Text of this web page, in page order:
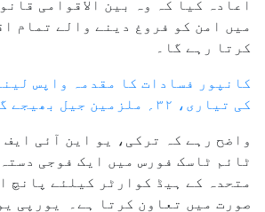
اعادہ کیا کہ وہ بین الاقوامی
میں امن کو فروغ دینے والے تمام
کرتا رہے گا۔
کانپور فسادات کا مقدمہ واپس
کی تیاری، ۳۲؍ ملزمین جیل بھیجے گئے تھے
واضح رہے کہ ترکی، یو این آئی ایف
ٹائم ٹاسک فورس میں ایک فوجی
متحدہ کے ہیڈ کوارٹر کیلئے پانچ
صورت میں تعاون کرتا ہے۔ یورپی